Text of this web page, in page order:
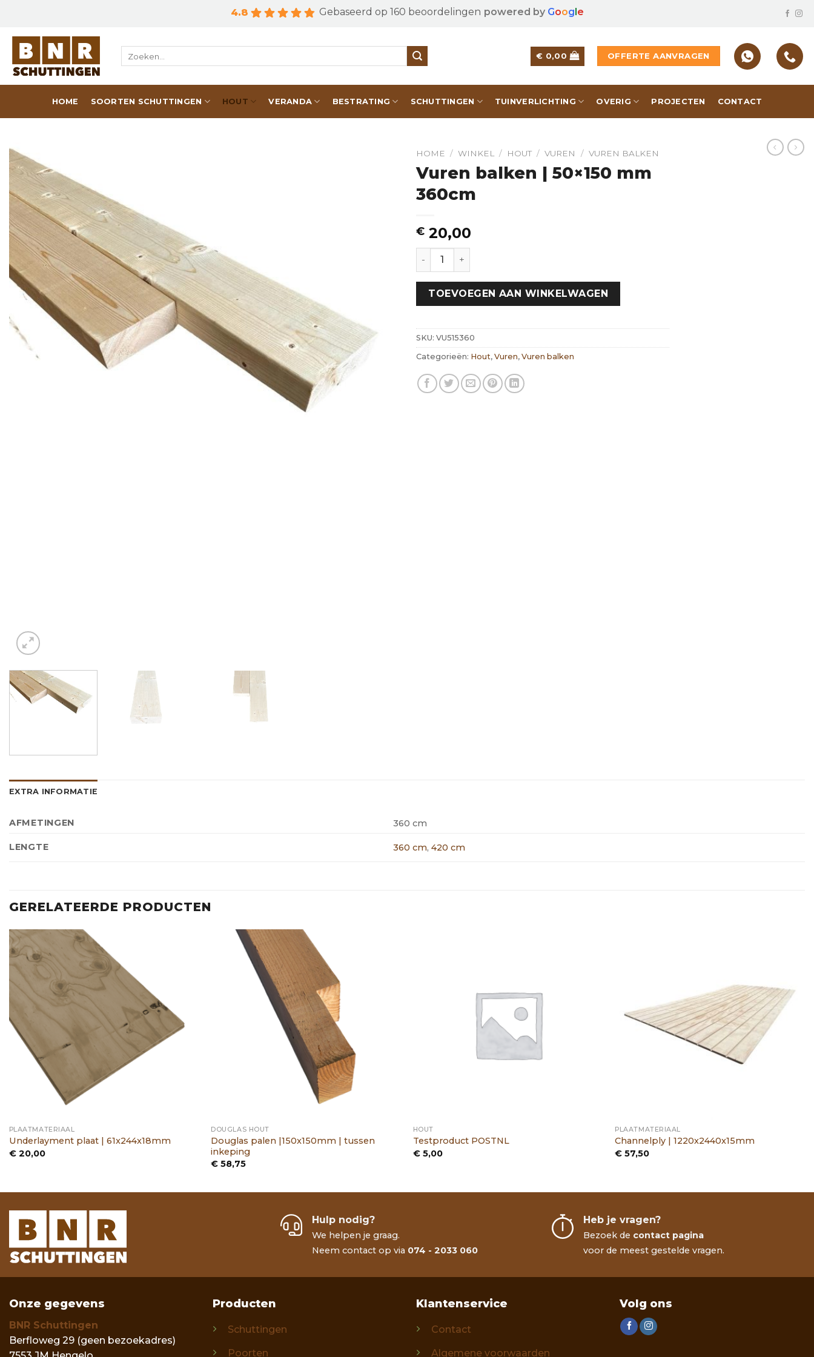
content
4.8 Gebaseerd op 160 beoordelingen powered by Google
€ 0,00 OFFERTE AANVRAGEN
HOME SOORTEN SCHUTTINGEN HOUT VERANDA BESTRATING SCHUTTINGEN TUINVERLICHTING OVERIG PROJECTEN CONTACT
HOME / WINKEL / HOUT / VUREN / VUREN BALKEN
Vuren balken | 50×150 mm
360cm
€ 20,00
Vuren balken | 50x150 mm 360cm hoeveelheid
TOEVOEGEN AAN WINKELWAGEN
SKU: VU515360
Categorieën: Hout, Vuren, Vuren balken
EXTRA INFORMATIE
AFMETINGEN 360 cm
LENGTE 360 cm,420 cm
GERELATEERDE PRODUCTEN
PLAATMATERIAAL
Underlayment plaat | 61x244x18mm
€20,00
DOUGLAS HOUT
Douglas palen |150x150mm | tussen
inkeping
€ 58,75
HOUT
Testproduct POSTNL
€5,00
PLAATMATERIAAL
Channelply | 1220x2440x15mm
€ 57,50
Hulp nodig?
We helpen je graag.
Neem contact op via 074 - 2033 060
Heb je vragen?
Bezoek de contact pagina
voor de meest gestelde vragen.
Onze gegevens
BNR Schuttingen
Berfloweg 29 (geen bezoekadres)
Producten
Schuttingen
Poorten
Klantenservice
Contact
Algemene voorwaarden
Volg ons